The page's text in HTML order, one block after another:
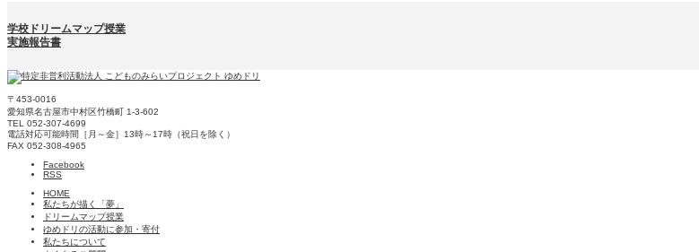
学校ドリームマップ授業
実施報告書
〒453-0016
愛知県名古屋市中村区竹橋町 1-3-602
TEL 052-307-4699
電話対応可能時間［月～金］13時～17時（祝日を除く）
FAX 052-308-4965
Facebook
RSS
HOME
私たちが描く「夢」
ドリームマップ授業
ゆめドリの活動に参加・寄付
私たちについて